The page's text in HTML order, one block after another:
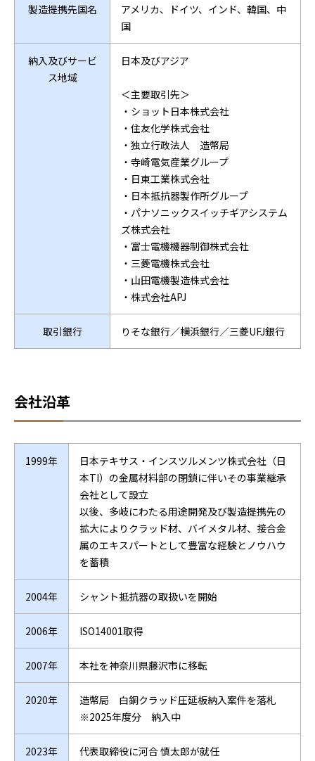
製造提携先国名
アメリカ、ドイツ、インド、韓国、中
国
納入及びサービ
ス地域
日本及びアジア
＜主要取引先＞
・ショット日本株式会社
・住友化学株式会社
・独立行政法人 造幣局
・寺崎電気産業グループ
・日東工業株式会社
・日本抵抗器製作所グループ
・パナソニックスイッチギアシステム
ズ株式会社
・富士電機機器制御株式会社
・三菱電機株式会社
・山田電機製造株式会社
・株式会社APJ
取引銀行 りそな銀行／横浜銀行／三菱UFJ銀行
会社沿革
1999年
日本テキサス・インスツルメンツ株式会社（日
本TI）の金属材料部の閉鎖に伴いその事業継承
会社として設立
以後、多岐にわたる用途開発及び製造提携先の
拡大によりクラッド材、バイメタル材、接合金
属のエキスパートとして豊富な経験とノウハウ
を蓄積
2004年 シャント抵抗器の取扱いを開始
2006年 ISO14001取得
2007年 本社を神奈川県藤沢市に移転
2020年
造幣局 白銅クラッド圧延板納入案件を落札
※2025年度分 納入中
2023年 代表取締役に河合 慎太郎が就任